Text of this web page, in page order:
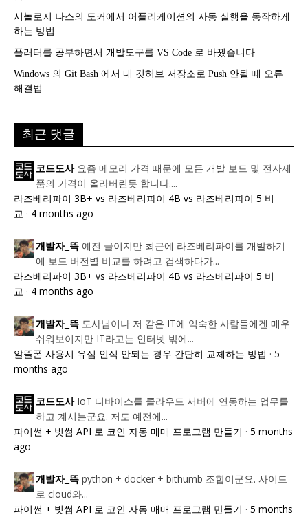
시놀로지 나스의 도커에서 어플리케이션의 자동 실행을 동작하게
하는 방법
플러터를 공부하면서 개발도구를 VS Code 로 바꿨습니다
Windows 의 Git Bash 에서 내 깃허브 저장소로 Push 안될 때 오류
해결법
최근 댓글
코드도사 요즘 메모리 가격 때문에 모든 개발 보드 및 전자제
품의 가격이 올라버린듯 합니다....
라즈베리파이 3B+ vs 라즈베리파이 4B vs 라즈베리파이 5 비
교 · 4 months ago
개발자_뜩 예전 글이지만 최근에 라즈베리파이를 개발하기
에 보드 버전별 비교를 하려고 검색하다가...
라즈베리파이 3B+ vs 라즈베리파이 4B vs 라즈베리파이 5 비
교 · 4 months ago
개발자_뜩 도사님이나 저 같은 IT에 익숙한 사람들에겐 매우
쉬워보이지만 IT라고는 인터넷 밖에...
알뜰폰 사용시 유심 인식 안되는 경우 간단히 교체하는 방법 · 5
months ago
코드도사 IoT 디바이스를 클라우드 서버에 연동하는 업무를
하고 계시는군요. 저도 예전에...
파이썬 + 빗썸 API 로 코인 자동 매매 프로그램 만들기 · 5 months
ago
개발자_뜩 python + docker + bithumb 조합이군요. 사이드
로 cloud와...
파이썬 + 빗썸 API 로 코인 자동 매매 프로그램 만들기 · 5 months